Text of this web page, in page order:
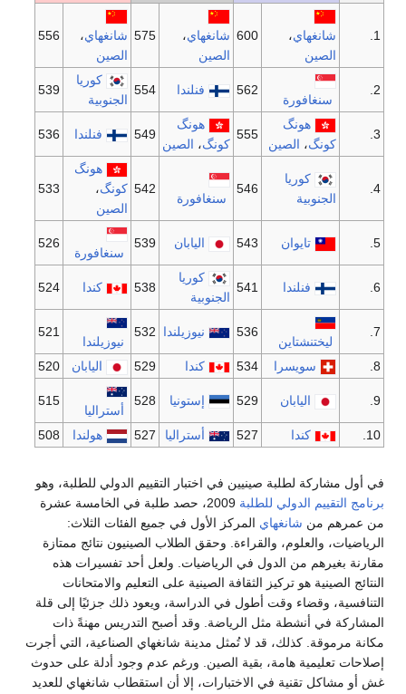
1. شانغهاي،
الصين
600 شانغهاي،
الصين
575 شانغهاي،
الصين
556
2.
سنغافورة
562 فنلندا 554
كوريا
الجنوبية
539
3.
هونگ
كونگ، الصين
555
هونگ
كونگ، الصين
549 فنلندا 536
4.
كوريا
الجنوبية
546
سنغافورة
542
هونگ
كونگ،
الصين
533
5. تايوان 543 اليابان 539
سنغافورة
526
6. فنلندا 541
كوريا
الجنوبية
538 كندا 524
7.
ليختنشتاين
536 نيوزيلندا 532
نيوزيلندا
521
8. سويسرا 534 كندا 529 اليابان 520
9. اليابان 529 إستونيا 528
أستراليا
515
10. كندا 527 أستراليا 527 هولندا 508
في أول مشاركة لطلبة صينيين في اختبار التقييم الدولي للطلبة، وهو
برنامج التقييم الدولي للطلبة
2009، حصد طلبة في الخامسة عشرة
من عمرهم من شانغهاي المركز الأول في جميع الفئات الثلاث:
الرياضيات، والعلوم، والقراءة. وحقق الطلاب الصينيون نتائج ممتازة
مقارنة بغيرهم من الدول في الرياضيات. ولعل أحد تفسيرات هذه
النتائج الصينية هو تركيز الثقافة الصينية على التعليم والامتحانات
التنافسية، وقضاء وقت أطول في الدراسة، ويعود ذلك جزئيًا إلى قلة
المشاركة في أنشطة مثل الرياضة. وقد أصبح التدريس مهنةً ذات
مكانة مرموقة. كذلك، قد لا تُمثل مدينة شانغهاي الصناعية، التي أجرت
إصلاحات تعليمية هامة، بقية الصين. ورغم عدم وجود أدلة على حدوث
غش أو مشاكل تقنية في الاختبارات، إلا أن استقطاب شانغهاي للعديد